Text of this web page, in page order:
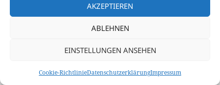
AKZEPTIEREN
ABLEHNEN
EINSTELLUNGEN ANSEHEN
Cookie-RichtlinieDatenschutzerklärungImpressum